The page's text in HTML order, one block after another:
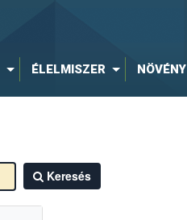
ÉLELMISZER NÖVÉNY
Keresés